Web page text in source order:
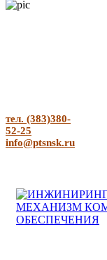
тел. (383)380-
52-25
info@ptsnsk.ru